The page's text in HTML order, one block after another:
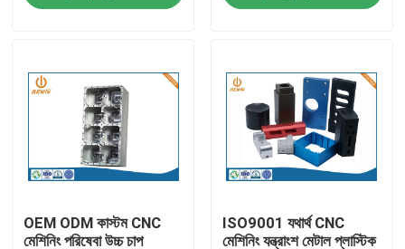
আমাদের সাথে যোগাযোগ করুন
অ্যালুমিনিয়াম ডাই ঢালাই
ইভি খুচরা যন্ত্রাংশ
CNC মেশিনিং যন্ত্রাংশ
OEM ODM কাস্টম CNC
মেশিনিং পরিষেবা উচ্চ চাপ
ISO9001 যথার্থ CNC
মেশিনিং যন্ত্রাংশ মেটাল প্লাস্টিক